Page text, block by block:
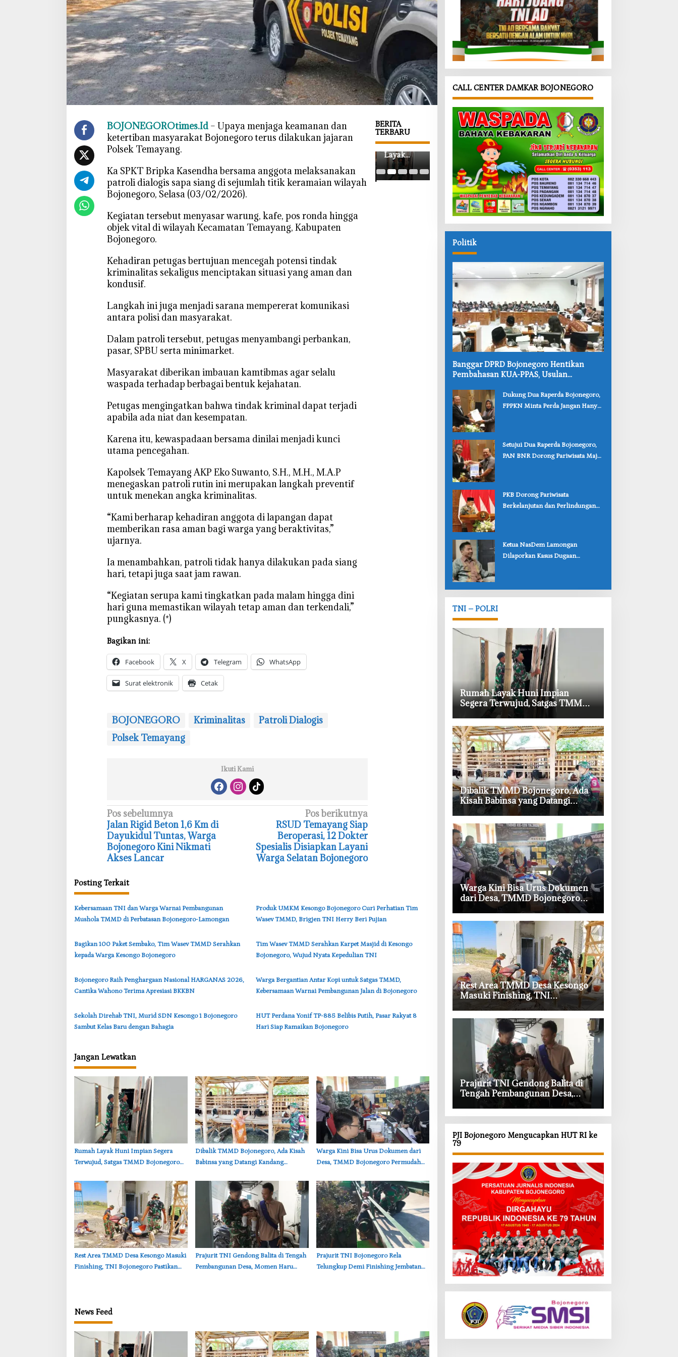
a
y
a
n
g
B
o
j
o
e
g
o
r
,
A
j
k
W
g
a
s
p
d
a
e
g
h
K
i
m
n
a
l
t
a
BOJONEGOROtimes.Id– Upaya menjaga keamanan dan
ketertiban masyarakat Bojonegoro terus dilakukan jajaran
Polsek Temayang.
‎Ka SPKT Bripka Kasendha bersama anggota melaksanakan
patroli dialogis sapa siang di sejumlah titik keramaian wilayah
Bojonegoro, Selasa (03/02/2026).
‎Kegiatan tersebut menyasar warung, kafe, pos ronda hingga
objek vital di wilayah Kecamatan Temayang, Kabupaten
Bojonegoro.
‎Kehadiran petugas bertujuan mencegah potensi tindak
kriminalitas sekaligus menciptakan situasi yang aman dan
kondusif.
‎Langkah ini juga menjadi sarana mempererat komunikasi
antara polisi dan masyarakat.
‎Dalam patroli tersebut, petugas menyambangi perbankan,
pasar, SPBU serta minimarket.
‎Masyarakat diberikan imbauan kamtibmas agar selalu
waspada terhadap berbagai bentuk kejahatan.
‎Petugas mengingatkan bahwa tindak kriminal dapat terjadi
apabila ada niat dan kesempatan.
‎Karena itu, kewaspadaan bersama dinilai menjadi kunci
utama pencegahan.
‎Kapolsek Temayang AKP Eko Suwanto, S.H., M.H., M.A.P
menegaskan patroli rutin ini merupakan langkah preventif
untuk menekan angka kriminalitas.
‎“Kami berharap kehadiran anggota di lapangan dapat
memberikan rasa aman bagi warga yang beraktivitas,”
ujarnya.
‎Ia menambahkan, patroli tidak hanya dilakukan pada siang
hari, tetapi juga saat jam rawan.
‎“Kegiatan serupa kami tingkatkan pada malam hingga dini
hari guna memastikan wilayah tetap aman dan terkendali,”
pungkasnya. (*)
Bagikan ini:
Facebook X Telegram WhatsApp
Surat elektronik Cetak
BOJONEGORO Kriminalitas
Patroli Dialogis
Polsek Temayang
Ikuti Kami
N
a
v
i
a
s
i
o
s
Pos sebelumnya
‎Jalan Rigid Beton 1,6 Km di
Dayukidul Tuntas, Warga
Bojonegoro Kini Nikmati
Akses Lancar
Pos berikutnya
‎RSUD Temayang Siap
Beroperasi, 12 Dokter
Spesialis Disiapkan Layani
Warga Selatan Bojonegoro
BERITA
TERBARU
‎Operasi
Ilegal di
Ngraho
Nihil
Pedagang
Bojonegor
t
‎Rumah
Layak
Huni
Impian
o, Ada
Kisah
Babinsa
yang
Datangi
Kandang
Demi
Dengar
Warga
‎Warga
Kini Bisa
Urus
Dokumen
dari Desa,
TMMD
Bojonegor
o
Permudah
‎Rest Area
TMMD
Desa
Kesongo
Masuki
Finishing,
TNI
Bojonegor
o Pastikan
Nyaman
Posting Terkait
‎Kebersamaan TNI dan Warga Warnai Pembangunan
Mushola TMMD di Perbatasan Bojonegoro-Lamongan
‎Produk UMKM Kesongo Bojonegoro Curi Perhatian Tim
Wasev TMMD, Brigjen TNI Herry Beri Pujian
‎Bagikan 100 Paket Sembako, Tim Wasev TMMD Serahkan
kepada Warga Kesongo Bojonegoro
‎Tim Wasev TMMD Serahkan Karpet Masjid di Kesongo
Bojonegoro, Wujud Nyata Kepedulian TNI
‎Bojonegoro Raih Penghargaan Nasional HARGANAS 2026,
Cantika Wahono Terima Apresiasi BKKBN
‎Warga Bergantian Antar Kopi untuk Satgas TMMD,
Kebersamaan Warnai Pembangunan Jalan di Bojonegoro
‎Sekolah Direhab TNI, Murid SDN Kesongo 1 Bojonegoro
Sambut Kelas Baru dengan Bahagia
‎HUT Perdana Yonif TP-885 Belibis Putih, Pasar Rakyat 8
Hari Siap Ramaikan Bojonegoro
Jangan Lewatkan
‎Rumah Layak Huni Impian Segera
Terwujud, Satgas TMMD Bojonegoro
‎Dibalik TMMD Bojonegoro, Ada Kisah
Babinsa yang Datangi Kandang
‎Warga Kini Bisa Urus Dokumen dari
Desa, TMMD Bojonegoro Permudah
‎Rest Area TMMD Desa Kesongo Masuki
Finishing, TNI Bojonegoro Pastikan
‎Prajurit TNI Gendong Balita di Tengah
Pembangunan Desa, Momen Haru
‎Prajurit TNI Bojonegoro Rela
Telungkup Demi Finishing Jembatan
News Feed
CALL CENTER DAMKAR BOJONEGORO
Politik
‎Banggar DPRD Bojonegoro Hentikan
Pembahasan KUA-PPAS, Usulan
‎Dukung Dua Raperda Bojonegoro,
FPPKN Minta Perda Jangan Hanya
‎Setujui Dua Raperda Bojonegoro,
PAN BNR Dorong Pariwisata Maju
‎PKB Dorong Pariwisata
Berkelanjutan dan Perlindungan
‎Ketua NasDem Lamongan
Dilaporkan Kasus Dugaan
TNI – POLRI
‎Rumah Layak Huni Impian
Segera Terwujud, Satgas TMMD
Bojonegoro Kebut Finishing
‎Dibalik TMMD Bojonegoro, Ada
Kisah Babinsa yang Datangi
Kandang Kambing Demi Dengar
Keluh Warga
‎Warga Kini Bisa Urus Dokumen
dari Desa, TMMD Bojonegoro
Permudah Layanan Adminduk
‎Rest Area TMMD Desa Kesongo
Masuki Finishing, TNI
Bojonegoro Pastikan Bangunan
Kokoh dan Nyaman
‎Prajurit TNI Gendong Balita di
Tengah Pembangunan Desa,
Momen Haru TMMD Bojonegoro
PJI Bojonegoro Mengucapkan HUT RI ke
79